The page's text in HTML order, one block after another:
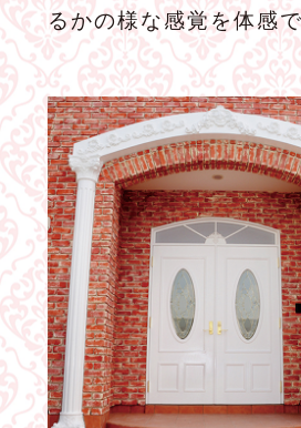
るかの様な感覚を体感